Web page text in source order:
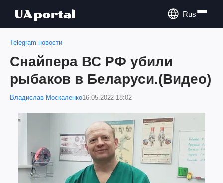
Rus
Telegram новости
Снайпера ВС РФ убили
рыбаков в Беларуси.(Видео)
Владислав Москаленко16.05.2022 18:02